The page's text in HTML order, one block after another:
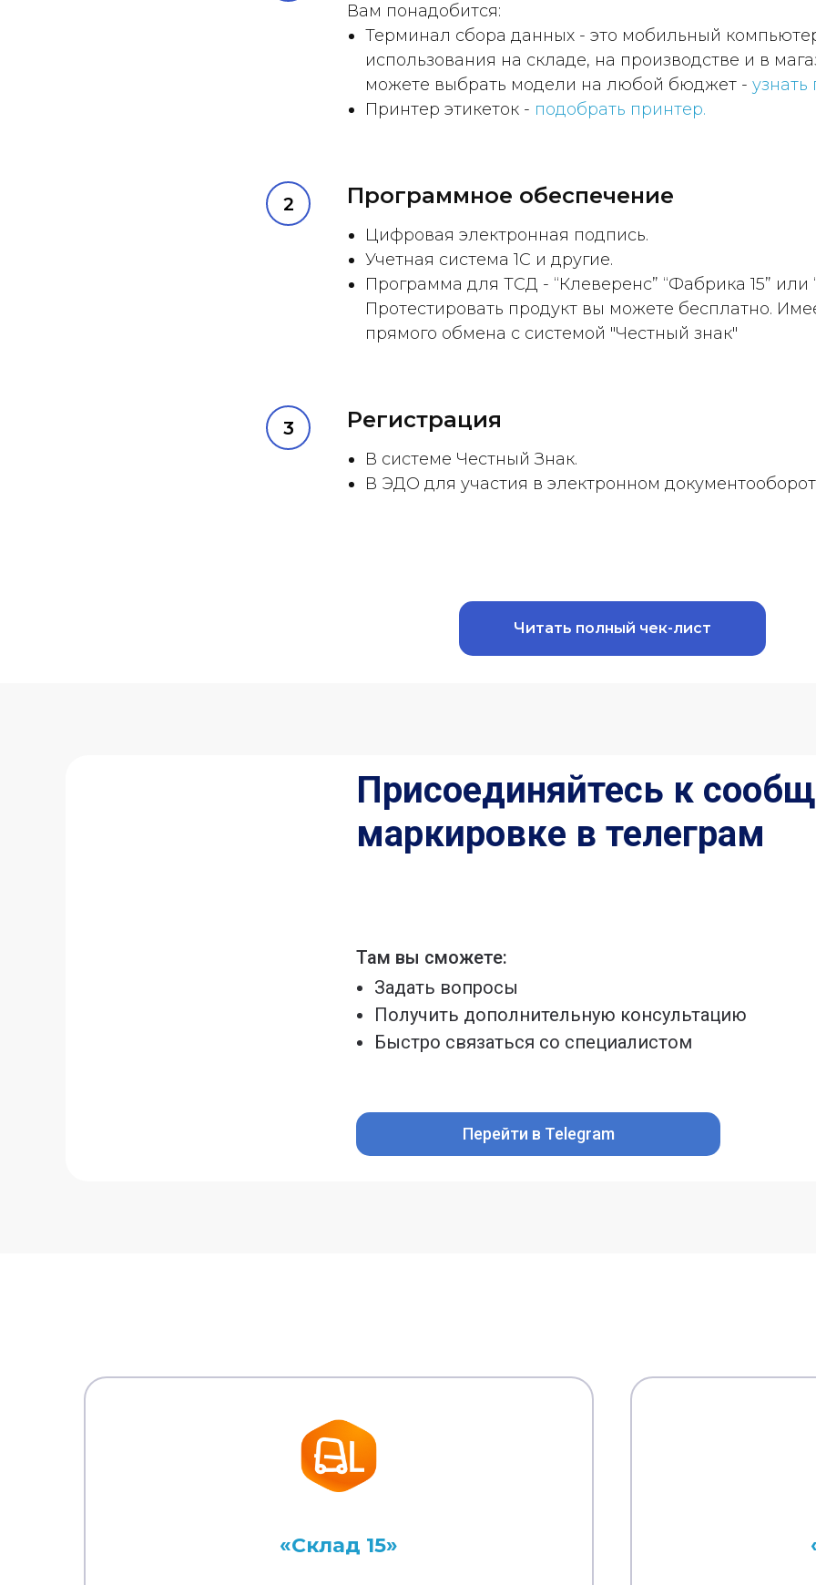
Вам понадобится:
Терминал сбора данных - это мобильный
использования на складе, на производстве и в
можете выбрать модели на любой бюджет - узнать
Принтер этикеток - подобрать принтер.
Программное обеспечение
Цифровая электронная подпись.
Учетная система 1С и другие.
Программа для ТСД - “Клеверенс” “Фабрика 15” или
Протестировать продукт вы можете бесплатно.
прямого обмена с системой "Честный знак"
Регистрация
В системе Честный Знак.
В ЭДО для участия в электронном
Читать полный чек-лист
Присоединяйтесь к
маркировке в телеграм
Там вы сможете:
Задать вопросы
Получить дополнительную консультацию
Быстро связаться со специалистом
Перейти в Telegram
«Склад 15»